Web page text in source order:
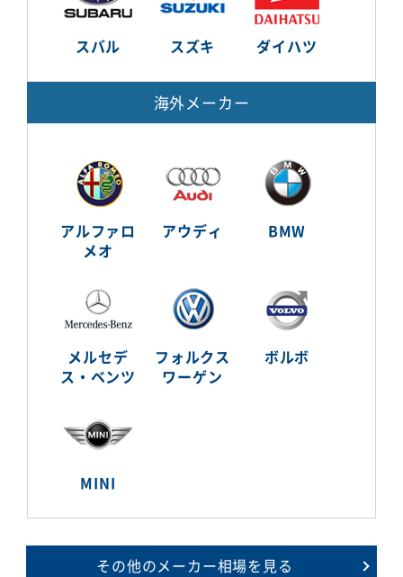
スバル スズキ ダイハツ
海外メーカー
アルファロ
メオ
アウディ BMW
メルセデ
ス・ベンツ
フォルクス
ワーゲン
ボルボ
MINI
その他のメーカー相場を見る